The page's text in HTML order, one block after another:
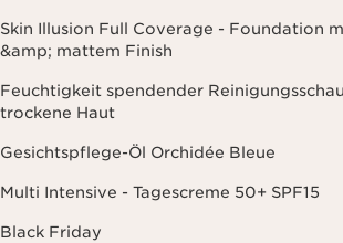
Schönheit liegt in Ihrer Hand
ENTDECKEN
Skin Illusion Full Coverage - Foundation
&amp; mattem Finish
Feuchtigkeit spendender
trockene Haut
Gesichtspflege-Öl Orchidée Bleue
Multi Intensive - Tagescreme 50+ SPF15
Black Friday